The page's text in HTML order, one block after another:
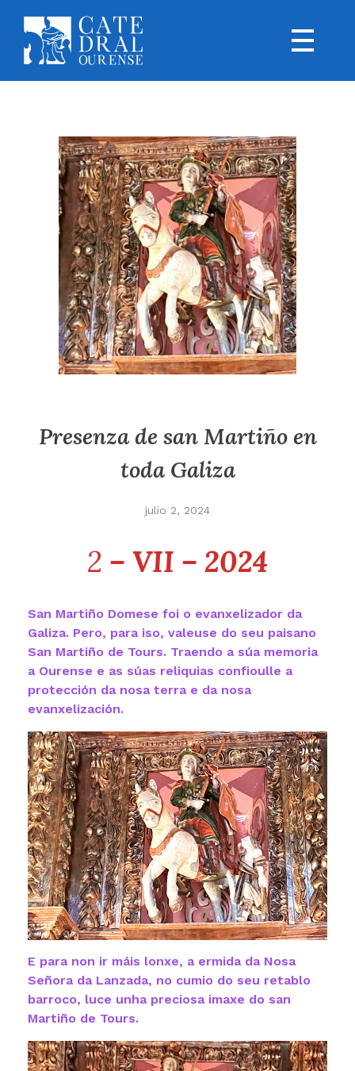
Presenza de san Martiño en
toda Galiza
julio 2, 2024
2 – VII – 2024
San Martiño Domese foi o evanxelizador da
Galiza. Pero, para iso, valeuse do seu paisano
San Martiño de Tours. Traendo a súa memoria
a Ourense e as súas reliquias confioulle a
protección da nosa terra e da nosa
evanxelización.
E para non ir máis lonxe, a ermida da Nosa
Señora da Lanzada, no cumio do seu retablo
barroco, luce unha preciosa imaxe do san
Martiño de Tours.